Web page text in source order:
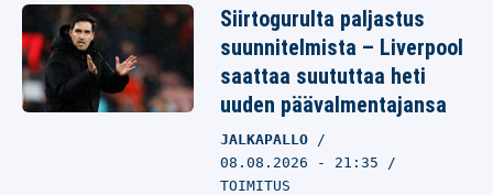
Siirtogurulta paljastus
suunnitelmista – Liverpool
saattaa suututtaa heti
uuden päävalmentajansa
JALKAPALLO
08.08.2026 - 21:35
TOIMITUS